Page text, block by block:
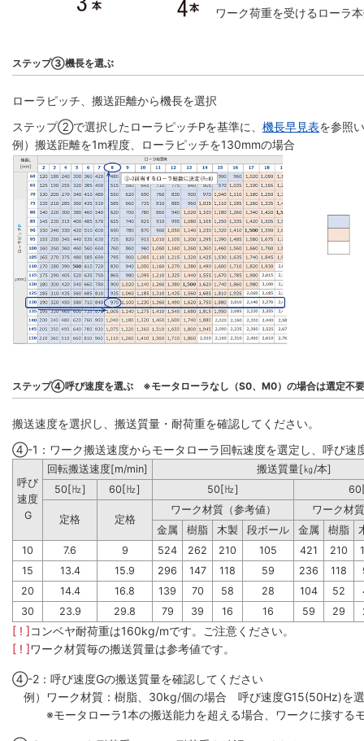
ワーク荷重を受けるローラ
ステップ③機長を選ぶ
ローラピッチ、搬送距離から機長を選択
ステップ②で選択したローラピッチPを基準に、 機長早見表を参照
例）搬送距離を1m程度、ローラピッチを130mmの場合
ステップ④呼び速度を選ぶ ※モータローラなし（S0、M0）の場合は選定不
搬送速度を選択し、搬送質量・耐荷重を確認してください。
④-1：ワーク搬送速度からモータローラ回転速度を選定し、呼び速
呼び
速度
G
回転搬送速度[m/min]
搬送質量[㎏/本]
50[㎐]
60[㎐] 50[㎐]
定格 定格
ワーク材質（参考値）
ワーク材
金属
樹脂 木製 段ボール 金属 樹脂
10
7.6 9 524 262 210 105 421 210
15
13.4 15.9 296 147 118 59 236 118
20
14.4 16.8 139 70 58 28 104 52
30
23.9 29.8 79 39 16 16 59 29
[ ! ]コンベヤ耐荷重は160kg/mです。ご注意ください。
[ ! ]ワーク材質毎の搬送質量は参考値です。
④-2：呼び速度Gの搬送質量を確認してください
例）ワーク材質：樹脂、30kg/個の場合 呼び速度G15(50Hz)を
※モータローラ1本の搬送能力を超える場合、ワークに接するモ